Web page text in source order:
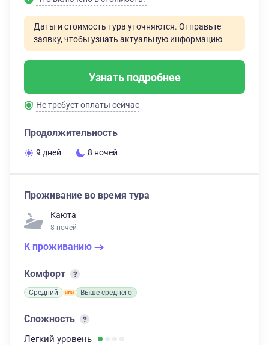
Даты и стоимость тура уточняются. Отправьте
заявку, чтобы узнать актуальную информацию
Узнать подробнее
Не требует оплаты сейчас
Продолжительность
9 дней 8 ночей
Проживание во время тура
Каюта
8 ночей
К проживанию
Комфорт
Средний Выше среднего
Сложность
Легкий уровень